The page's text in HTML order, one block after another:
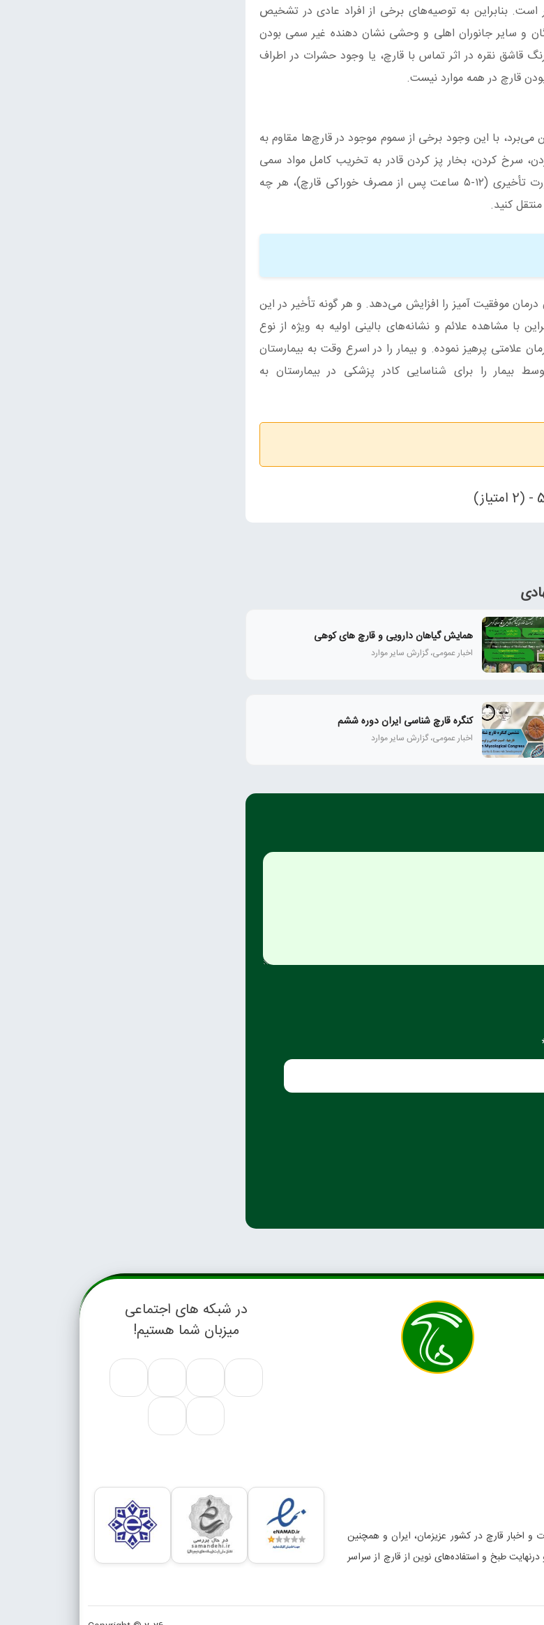
است. بنابراین به توصیه‌های برخی از افراد عادی در تشخیص
و سایر جانوران اهلی و وحشی نشان دهنده غیر سمی بودن
قاشق نقره در اثر تماس با قارچ، یا وجود حشرات در اطراف
قارچ در همه موارد نیست.
با این وجود برخی از سموم موجود در قارچ‌ها مقاوم به
سرخ کردن، بخار پز کردن قادر به تخریب کامل مواد سمی
نیست. در صورت بروز علائم و نشانه‌های گوارشی به صورت تأخیری (۱۲-۵ ساعت پس از مصرف خوراکی قارچ)، هر چه
کنید.
موفقیت آمیز را افزایش می‌دهد. و هر گونه تأخیر در این
مشاهده علائم و نشانه‌های بالینی اولیه به ویژه از نوع
علامتی پرهیز نموده. و بیمار را در اسرع وقت به بیمارستان
بیمار را برای شناسایی کادر پزشکی در بیمارستان به
همايش گياهان دارويی و قارچ‌ های كوهی
اخبار عمومی، گزارش سایر موارد
کنگره قارچ شناسی ایران دوره ششم
اخبار عمومی، گزارش سایر موارد
در شبکه های اجتماعی
میزبان شما هستیم!
و اخبار قارچ در کشور عزیزمان، ایران و همچنین
و درنهایت طبخ و استفاده‌های نوین از قارچ از سراسر